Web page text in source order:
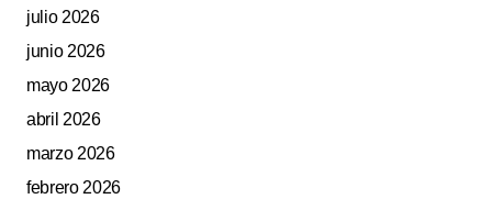
julio 2026
junio 2026
mayo 2026
abril 2026
marzo 2026
febrero 2026